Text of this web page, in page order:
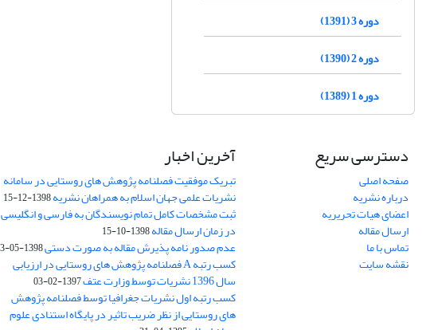
دوره 3 (1391)
دوره 2 (1390)
دوره 1 (1389)
دسترسی سریع
صفحه اصلی
درباره نشریه
اعضای هیات تحریریه
ارسال مقاله
تماس با ما
نقشه سایت
آخرین اخبار
تبریک موفقیت فصلنامه پژوهش های روستایی در سامانه
نشریات علمی جهان اسلام به همراهان نشریه1398-12-15
ثبت مشخصات کامل تمام نویسندگان به فارسی و انگلیسی
در زمان ارسال مقاله1398-10-15
عدم صدور نامه پذیرش مقاله به صورت دستی1398-05-23
کسب رتبه A فصلنامه پژوهش های روستایی در ارزیابی
سال 1396 نشریات توسط وزارت عتف 1397-02-03
کسب رتبه اول نشریات جغرافیا توسط فصلنامه پژوهش
های روستایی از نظر ضریب تاثیر در پایگاه استنادی علوم